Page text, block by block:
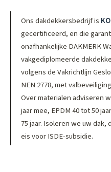
Ons dakdekkersbedrijf is
gecertificeerd, en die
onafhankelijke DAKMERK
vakgediplomeerde
volgens de Vakrichtlijn
NEN 2778, met
Over materialen adviseren
jaar mee, EPDM 40 tot 50
75 jaar. Isoleren we uw dak,
eis voor ISDE-subsidie.